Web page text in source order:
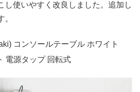
し使いやすく改良しました。追加し
コンソールテーブル ホワイト
電源タップ 回転式